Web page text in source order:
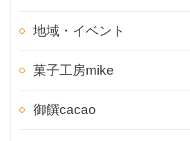
地域・イベント
菓子工房mike
御饌cacao